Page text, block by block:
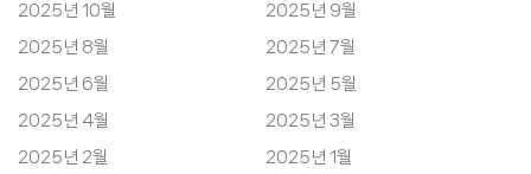
2025년 10월
2025년 9월
2025년 8월
2025년 7월
2025년 6월
2025년 5월
2025년 4월
2025년 3월
2025년 2월
2025년 1월